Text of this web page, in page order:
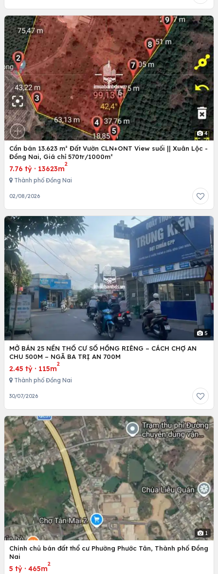
4
Cần bán 13.623 m² Đất Vườn CLN+ONT View suối || Xuân Lộc -
Đồng Nai, Giá chỉ 570tr/1000m²
7.76 tỷ · 13623m
2
Thành phố Đồng Nai
02/08/2026
5
MỞ BÁN 25 NỀN THỔ CƯ SỔ HỒNG RIÊNG – CÁCH CHỢ AN
CHU 500M – NGÃ BA TRỊ AN 700M
2.45 tỷ · 115m
2
Thành phố Đồng Nai
30/07/2026
1
Chính chủ bán đất thổ cư Phường Phước Tân, Thành phố Đồng
Nai
5 tỷ · 465m
2